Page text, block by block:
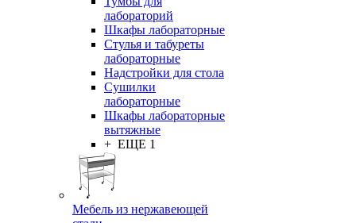
лабораторий
Шкафы лабораторные
Стулья и табуреты
лабораторные
Надстройки для стола
Сушилки
лабораторные
Шкафы лабораторные
вытяжные
+ ЕЩЕ 1
Мебель из нержавеющей